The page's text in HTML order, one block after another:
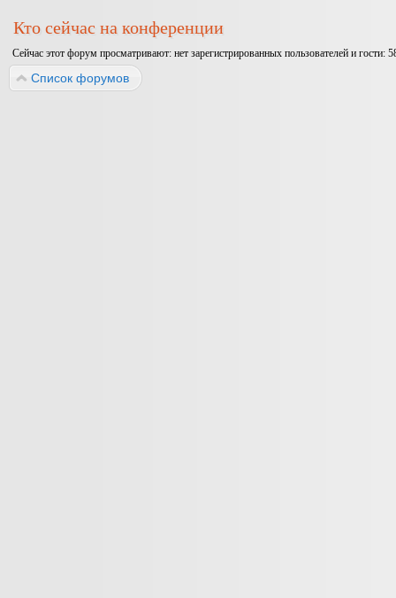
Кто сейчас на конференции
Сейчас этот форум просматривают: нет зарегистрированных пользователей и гости:
Список форумов